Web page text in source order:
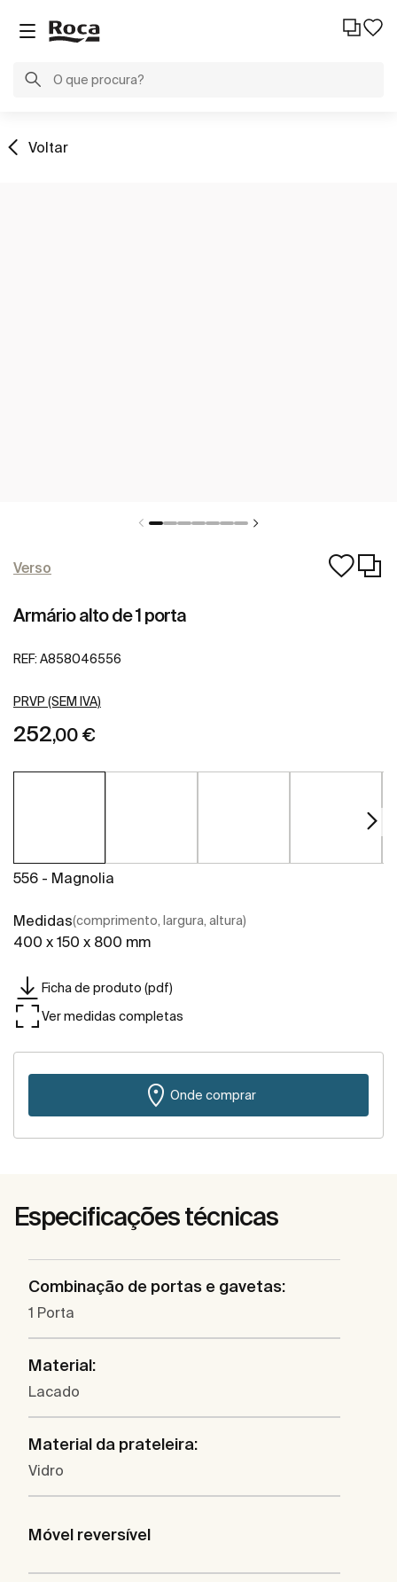
Voltar
Verso
Armário alto de 1 porta
REF: A858046556
PRVP (SEM IVA)
252,00 €
556 - Magnolia
Medidas(comprimento, largura, altura)
400 x 150 x 800 mm
Ficha de produto (pdf)
Ver medidas completas
Onde comprar
Especificações técnicas
Combinação de portas e gavetas:
1 Porta
Material:
Lacado
Material da prateleira:
Vidro
Móvel reversível